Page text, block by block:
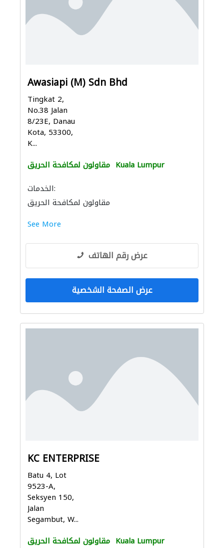
Awasiapi (M) Sdn Bhd
Tingkat 2,
No.38 Jalan
8/23E, Danau
Kota, 53300,
K...
مقاولون لمكافحة الحريق Kuala Lumpur
الخدمات:
مقاولون لمكافحة الحريق
See More
عرض رقم الهاتف
عرض الصفحة الشخصية
KC ENTERPRISE
Batu 4, Lot
9523-A,
Seksyen 150,
Jalan
Segambut, W...
مقاولون لمكافحة الحريق Kuala Lumpur